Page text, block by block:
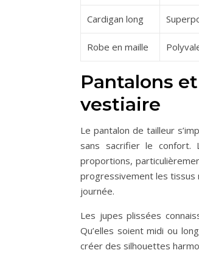
Cardigan long
Robe en maille
Pantalons
vestiaire
Le pantalon de tailleur
sans sacrifier le confort.
proportions,
progressivement les tissus
journée.
Les jupes plissées
Qu’elles soient midi ou
créer des silhouettes